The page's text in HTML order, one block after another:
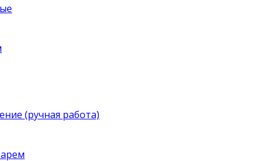
(ручная работа)